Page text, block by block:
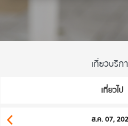
เที่ยวบริก
เที่ยวไป
ส.ค. 07,